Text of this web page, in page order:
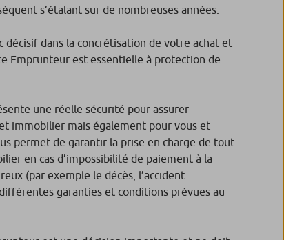
s’étalant sur de nombreuses années.
décisif dans la concrétisation de votre achat et
Emprunteur est essentielle à protection de
une réelle sécurité pour assurer
immobilier mais également pour vous et
permet de garantir la prise en charge de tout
en cas d’impossibilité de paiement à la
(par exemple le décès, l’accident
garanties et conditions prévues au